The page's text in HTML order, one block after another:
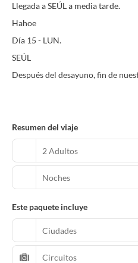
Llegada a SEÚL a media tarde.
Hahoe
Día 15 - LUN.
SEÚL
Después del desayuno, fin de
Resumen del viaje
2 Adultos
Noches
Este paquete incluye
Ciudades
Circuitos